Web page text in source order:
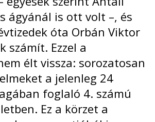
ágyánál is ott volt –, és
óta Orbán Viktor
számít. Ezzel a
élt vissza: sorozatosan
a jelenleg 24
foglaló 4. számú
Ez a körzet a